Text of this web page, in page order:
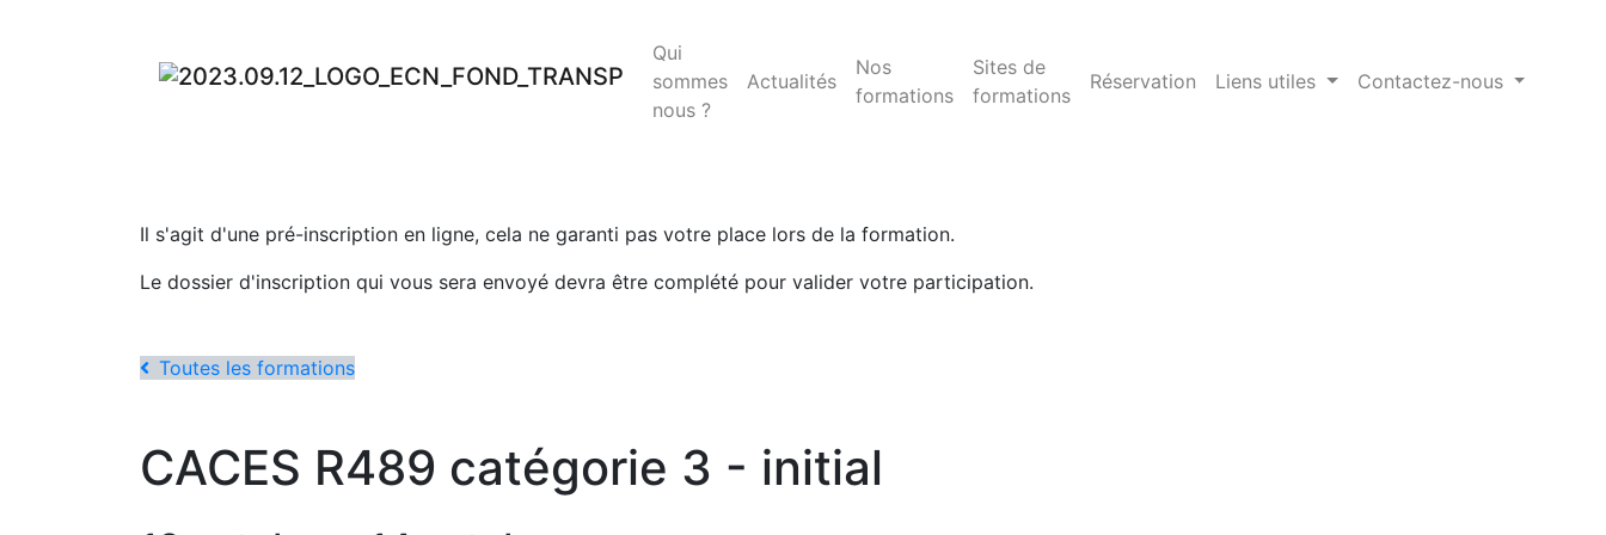
Qui
sommes
nous ?
Actualités
Nos
formations
Sites de
formations
Réservation Liens utiles Contactez-nous
Il s'agit d'une pré-inscription en ligne, cela ne garanti pas votre place lors de la formation.
Le dossier d'inscription qui vous sera envoyé devra être complété pour valider votre participation.
Toutes les formations
CACES R489 catégorie 3 - initial